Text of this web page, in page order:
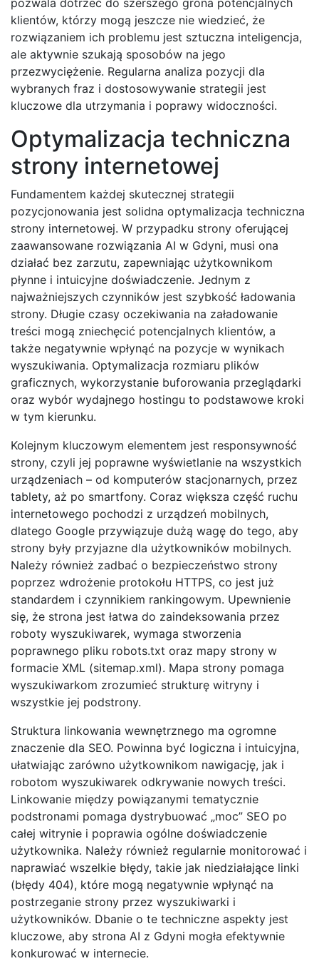
klientów, którzy mogą jeszcze nie wiedzieć, że
rozwiązaniem ich problemu jest sztuczna inteligencja,
ale aktywnie szukają sposobów na jego
przezwyciężenie. Regularna analiza pozycji dla
wybranych fraz i dostosowywanie strategii jest
kluczowe dla utrzymania i poprawy widoczności.
Optymalizacja techniczna
strony internetowej
Fundamentem każdej skutecznej strategii
pozycjonowania jest solidna optymalizacja techniczna
strony internetowej. W przypadku strony oferującej
zaawansowane rozwiązania AI w Gdyni, musi ona
działać bez zarzutu, zapewniając użytkownikom
płynne i intuicyjne doświadczenie. Jednym z
najważniejszych czynników jest szybkość ładowania
strony. Długie czasy oczekiwania na załadowanie
treści mogą zniechęcić potencjalnych klientów, a
także negatywnie wpłynąć na pozycje w wynikach
wyszukiwania. Optymalizacja rozmiaru plików
graficznych, wykorzystanie buforowania przeglądarki
oraz wybór wydajnego hostingu to podstawowe kroki
w tym kierunku.
Kolejnym kluczowym elementem jest responsywność
strony, czyli jej poprawne wyświetlanie na wszystkich
urządzeniach – od komputerów stacjonarnych, przez
tablety, aż po smartfony. Coraz większa część ruchu
internetowego pochodzi z urządzeń mobilnych,
dlatego Google przywiązuje dużą wagę do tego, aby
strony były przyjazne dla użytkowników mobilnych.
Należy również zadbać o bezpieczeństwo strony
poprzez wdrożenie protokołu HTTPS, co jest już
standardem i czynnikiem rankingowym. Upewnienie
się, że strona jest łatwa do zaindeksowania przez
roboty wyszukiwarek, wymaga stworzenia
poprawnego pliku robots.txt oraz mapy strony w
formacie XML (sitemap.xml). Mapa strony pomaga
wyszukiwarkom zrozumieć strukturę witryny i
wszystkie jej podstrony.
Struktura linkowania wewnętrznego ma ogromne
znaczenie dla SEO. Powinna być logiczna i intuicyjna,
ułatwiając zarówno użytkownikom nawigację, jak i
robotom wyszukiwarek odkrywanie nowych treści.
Linkowanie między powiązanymi tematycznie
podstronami pomaga dystrybuować „moc” SEO po
całej witrynie i poprawia ogólne doświadczenie
użytkownika. Należy również regularnie monitorować i
naprawiać wszelkie błędy, takie jak niedziałające linki
(błędy 404), które mogą negatywnie wpłynąć na
postrzeganie strony przez wyszukiwarki i
użytkowników. Dbanie o te techniczne aspekty jest
kluczowe, aby strona AI z Gdyni mogła efektywnie
konkurować w internecie.